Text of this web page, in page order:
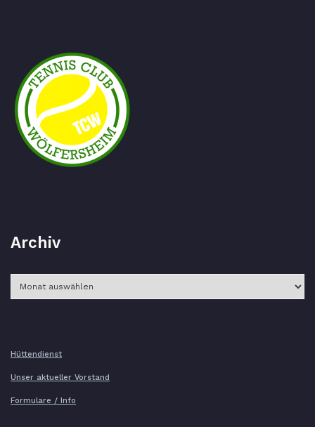
Archiv
Hüttendienst
Unser aktueller Vorstand
Formulare / Info